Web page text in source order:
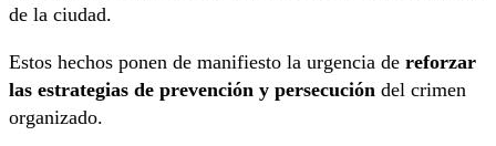
de la ciudad.
Estos hechos ponen de manifiesto la urgencia de reforzar
las estrategias de prevención y persecución del crimen
organizado.